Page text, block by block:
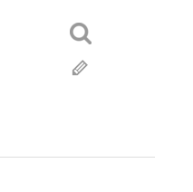
検
索: